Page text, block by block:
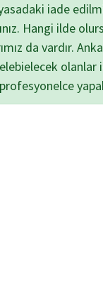
iade
Hangi ilde
da vardır.
olanlar